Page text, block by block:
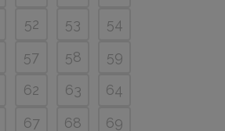
52 53
54
57 58
59
62 63
64
67 68
69